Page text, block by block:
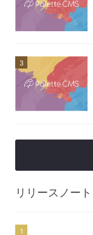
リリースノート